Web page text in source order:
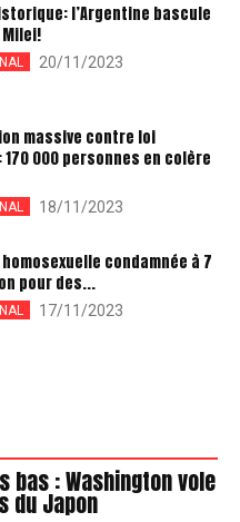
l’Argentine bascule
20/11/2023
massive contre loi
170 000 personnes en colère
18/11/2023
condamnée à 7
pour des...
17/11/2023
bas : Washington vole
du Japon